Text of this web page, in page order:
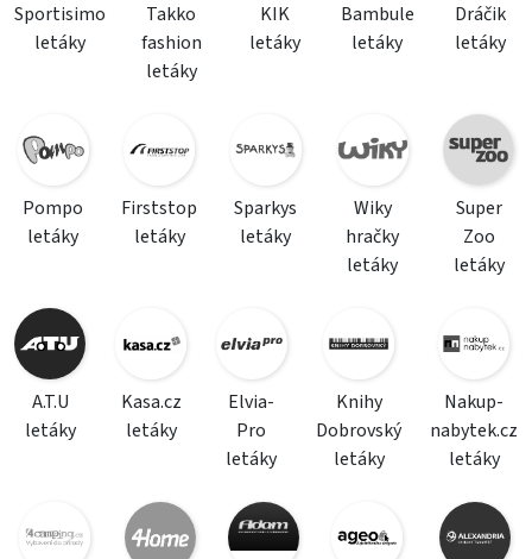
Sportisimo
letáky
Takko
fashion
letáky
KIK
letáky
Bambule
letáky
Dráčik
letáky
Pompo
letáky
Firststop
letáky
Sparkys
letáky
Wiky
hračky
letáky
Super
Zoo
letáky
A.T.U
letáky
Kasa.cz
letáky
Elvia-
Pro
letáky
Knihy
Dobrovský
letáky
Nakup-
nabytek.cz
letáky